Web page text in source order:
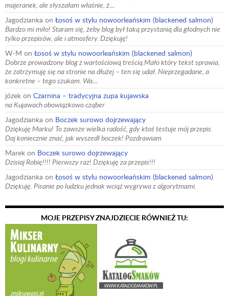
majeranek, ale słyszałam właśnie, ż…
Jagodzianka on Łosoś w stylu nowoorleańskim (blackened salmon)
Bardzo mi miło! Staram się, żeby blog był taką przystanią dla głodnych nie
tylko przepisów, ale i atmosfery. Dziękuję!
W-M on Łosoś w stylu nowoorleańskim (blackened salmon)
Dobrze prowadzony blog z wartościową treścią.Mało który tekst sprawia,
że zatrzymuję się na stronie na dłużej – ten się udał. Nieprzegadane, a
konkretne – tego szukam. Wa…
józek on Czarnina – tradycyjna zupa kujawska
na Kujawach obowiązkowo cząber
Jagodzianka on Boczek surowo dojrzewający
Dziękuję Marku! To zawsze wielka radość, gdy ktoś testuje mój przepis.
Daj koniecznie znać, jak wyszedł boczek! Pozdrawiam
Marek on Boczek surowo dojrzewający
Dzisiaj Robię!!!! Pierwszy raz! Dziękuję za przepis!!!
Jagodzianka on Łosoś w stylu nowoorleańskim (blackened salmon)
Dziękuję. Pisanie po ludzku jednak wciąż wygrywa z algorytmami.
MOJE PRZEPISY ZNAJDZIECIE RÓWNIEŻ TU: